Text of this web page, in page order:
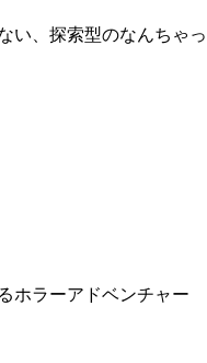
い、探索型のなんちゃ
ホラーアドベンチャー